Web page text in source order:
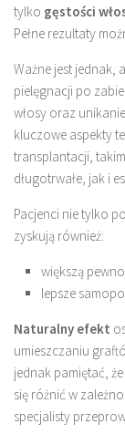
tylko gęstości
Pełne rezultaty
Ważne jest jednak,
pielęgnacji po
włosy oraz
kluczowe aspekty
transplantacji,
długotrwałe, jak i
Pacjenci nie tylko
zyskują również:
większą
lepsze
Naturalny efekt
umieszczaniu
jednak pamiętać,
się różnić w
specjalisty